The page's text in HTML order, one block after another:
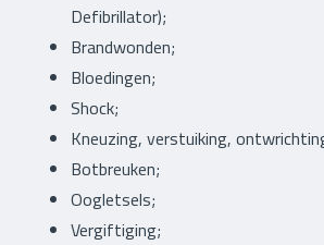
Defibrillator);
Brandwonden;
Bloedingen;
Shock;
Kneuzing, verstuiking,
Botbreuken;
Oogletsels;
Vergiftiging;